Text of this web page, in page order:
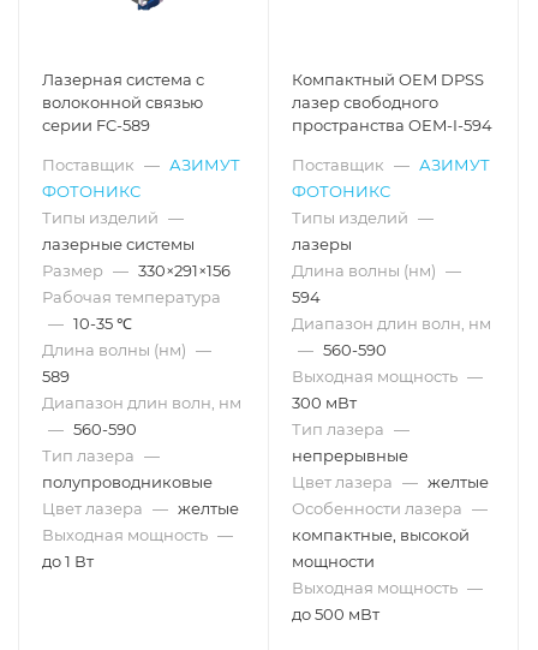
Лазерная система с
волоконной связью
серии FC-589
Поставщик — АЗИМУТ
ФОТОНИКС
Типы изделий —
лазерные системы
Размер — 330×291×156
Рабочая температура
— 10-35 ℃
Длина волны (нм) —
589
Диапазон длин волн, нм
— 560-590
Тип лазера —
полупроводниковые
Цвет лазера — желтые
Выходная мощность —
до 1 Вт
Компактный OEM DPSS
лазер свободного
пространства OEM-I-594
Поставщик — АЗИМУТ
ФОТОНИКС
Типы изделий —
лазеры
Длина волны (нм) —
594
Диапазон длин волн, нм
— 560-590
Выходная мощность —
300 мВт
Тип лазера —
непрерывные
Цвет лазера — желтые
Особенности лазера —
компактные, высокой
мощности
Выходная мощность —
до 500 мВт